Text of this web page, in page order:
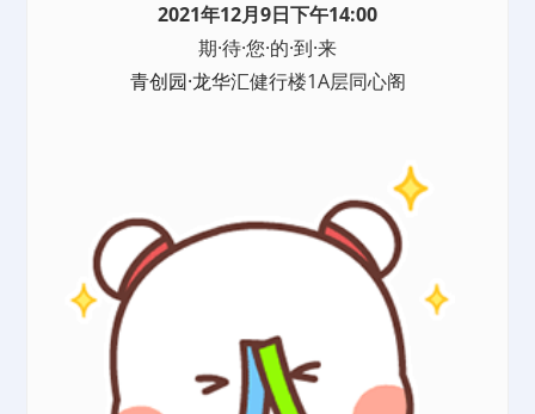
2021年12月9日下午14:00
期·待·您·的·到·来
青创园·龙华汇健行楼1A层同心阁